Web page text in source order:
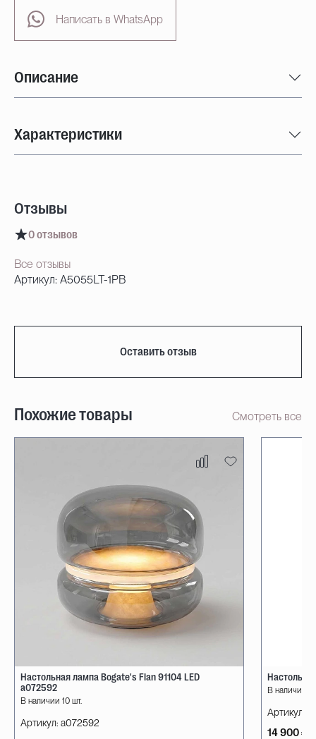
Написать в WhatsApp
Описание
Характеристики
Отзывы
0 отзывов
Все отзывы
Артикул: A5055LT-1PB
Оставить отзыв
Похожие товары Смотреть все
Настольная лампа Bogate's Flan 91104 LED
a072592
В наличии 10 шт.
Артикул: a072592
В наличии
Артикул:
14 900 ₽